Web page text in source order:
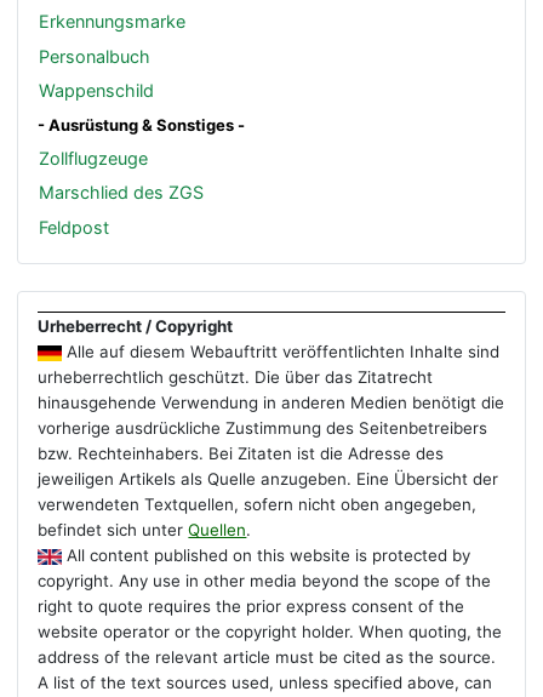
Erkennungsmarke
Personalbuch
Wappenschild
- Ausrüstung & Sonstiges -
Zollflugzeuge
Marschlied des ZGS
Feldpost
Urheberrecht / Copyright
Alle auf diesem Webauftritt veröffentlichten Inhalte sind
urheberrechtlich geschützt. Die über das Zitatrecht
hinausgehende Verwendung in anderen Medien benötigt die
vorherige ausdrückliche Zustimmung des Seitenbetreibers
bzw. Rechteinhabers. Bei Zitaten ist die Adresse des
jeweiligen Artikels als Quelle anzugeben. Eine Übersicht der
verwendeten Textquellen, sofern nicht oben angegeben,
befindet sich unterQuellen.
All content published on this website is protected by
copyright. Any use in other media beyond the scope of the
right to quote requires the prior express consent of the
website operator or the copyright holder. When quoting, the
address of the relevant article must be cited as the source.
A list of the text sources used, unless specified above, can